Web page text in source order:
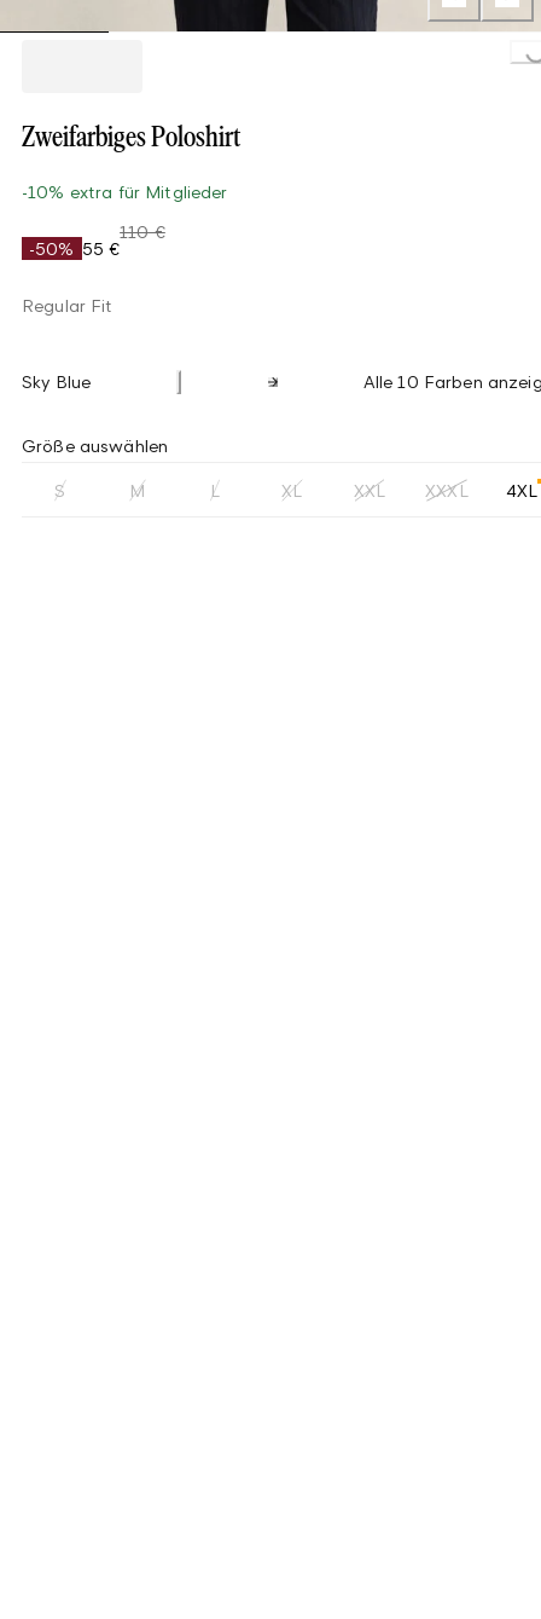
Zweifarbiges Poloshirt
-10% extra für Mitglieder
-50% 55 €
110 €
Regular Fit
Sky Blue Alle 10 Farben
Größe auswählen
S M L XL XXL XXXL 4XL